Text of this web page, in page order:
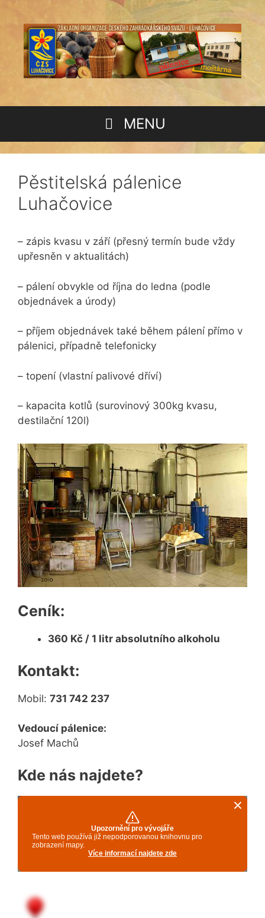
obsah
MENU
Pěstitelská pálenice
Luhačovice
– zápis kvasu v září (přesný termín bude vždy
upřesněn v aktualitách)
– pálení obvykle od října do ledna (podle
objednávek a úrody)
– příjem objednávek také během pálení přímo v
pálenici, případně telefonicky
– topení (vlastní palivové dříví)
– kapacita kotlů (surovinový 300kg kvasu,
destilační 120l)
Ceník:
360 Kč / 1 litr absolutního alkoholu
Kontakt:
Mobil: 731 742 237
Vedoucí pálenice:
Josef Machů
Kde nás najdete?